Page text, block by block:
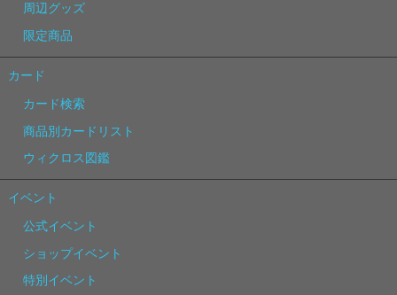
周辺グッズ
限定商品
カード
カード検索
商品別カードリスト
ウィクロス図鑑
イベント
公式イベント
ショップイベント
特別イベント